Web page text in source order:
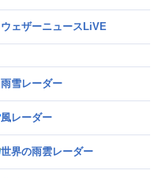
ウェザーニュースLiVE
雨雪レーダー
風レーダー
世界の雨雲レーダー